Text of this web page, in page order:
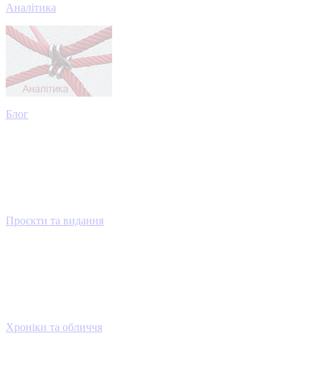
Аналітика
Блог
Проєкти та видання
Хроніки та обличчя